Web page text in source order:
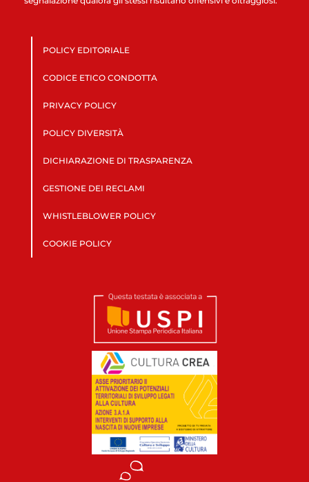
POLICY EDITORIALE
CODICE ETICO CONDOTTA
PRIVACY POLICY
POLICY DIVERSITÀ
DICHIARAZIONE DI TRASPARENZA
GESTIONE DEI RECLAMI
WHISTLEBLOWER POLICY
COOKIE POLICY